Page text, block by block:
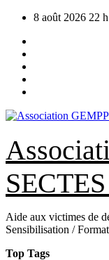
Skip
content
8 août 2026 22
Aide aux victimes de
Sensibilisation /
Top Tags